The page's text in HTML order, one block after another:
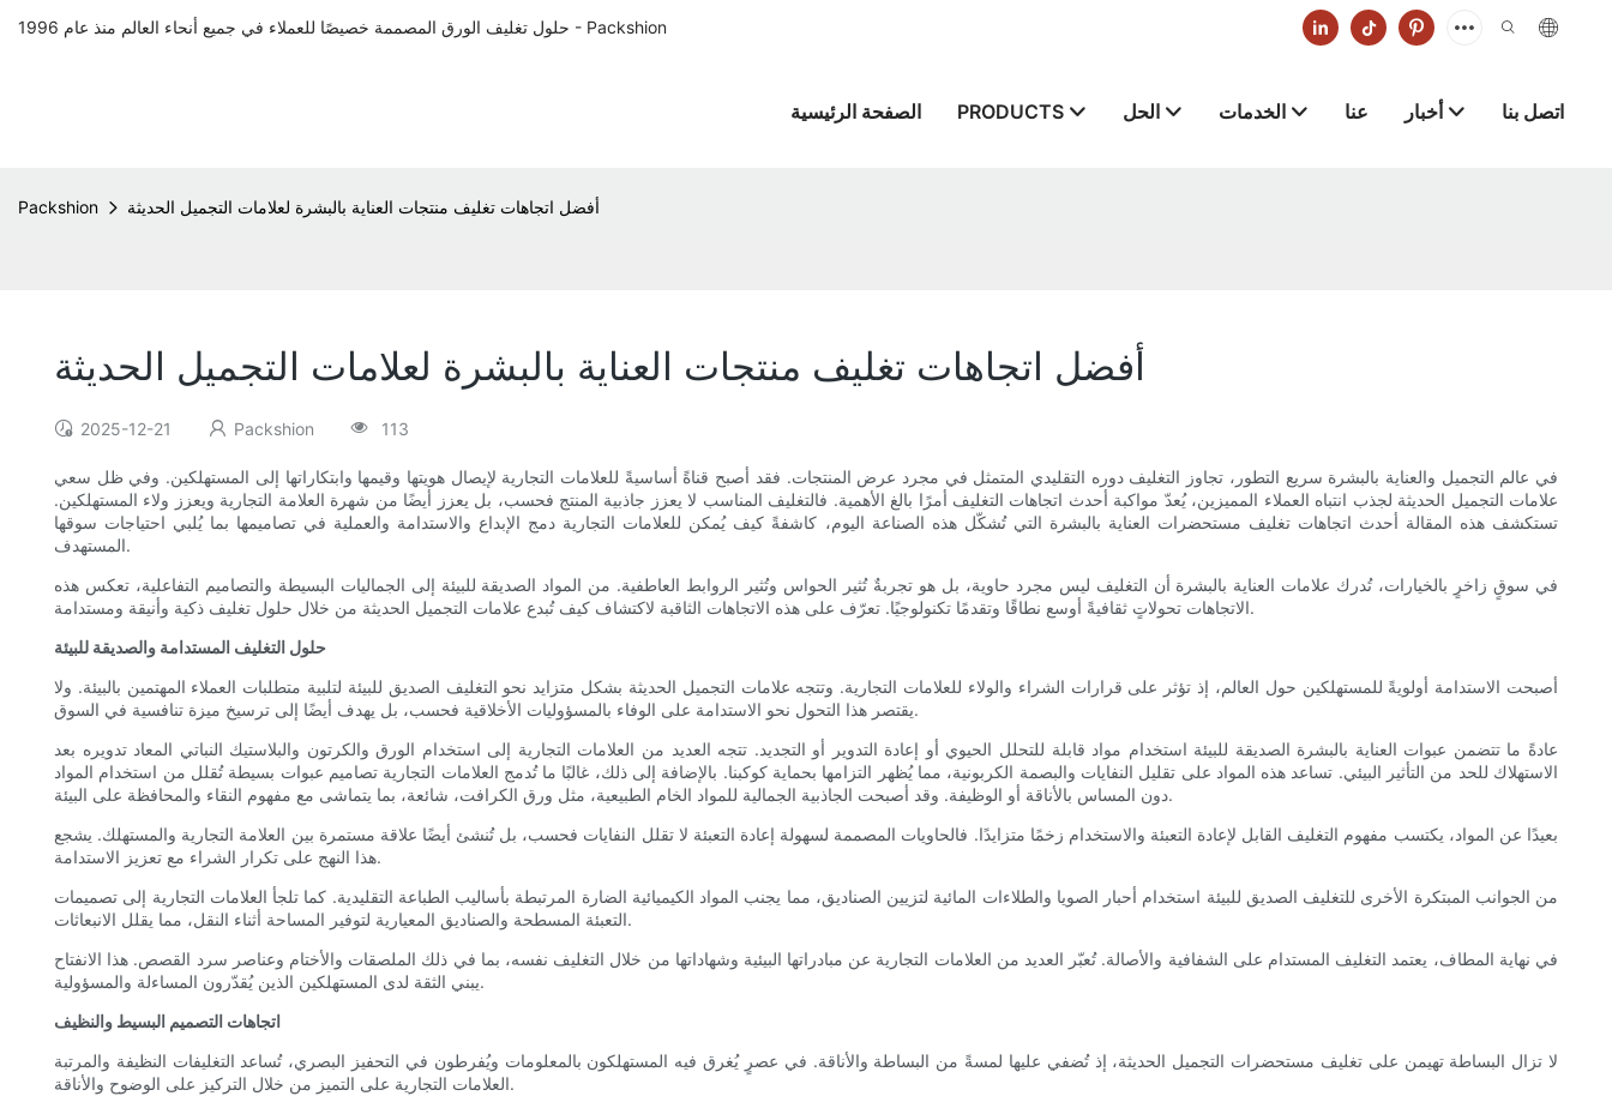
حلول تغليف الورق المصممة خصيصًا للعملاء في جميع أنحاء العالم منذ عام 1996 - Packshion
الصفحة الرئيسية PRODUCTS الحل الخدمات عنا أخبار اتصل بنا
Packshion أفضل اتجاهات تغليف منتجات العناية بالبشرة لعلامات التجميل الحديثة
أفضل اتجاهات تغليف منتجات العناية بالبشرة لعلامات التجميل الحديثة
2025-12-21 Packshion 113
في عالم التجميل والعناية بالبشرة سريع التطور، تجاوز التغليف دوره التقليدي المتمثل في مجرد عرض المنتجات. فقد أصبح قناةً أساسيةً للعلامات التجارية لإيصال هويتها وقيمها وابتكاراتها إلى المستهلكين. وفي ظل سعي
علامات التجميل الحديثة لجذب انتباه العملاء المميزين، يُعدّ مواكبة أحدث اتجاهات التغليف أمرًا بالغ الأهمية. فالتغليف المناسب لا يعزز جاذبية المنتج فحسب، بل يعزز أيضًا من شهرة العلامة التجارية ويعزز ولاء المستهلكين.
تستكشف هذه المقالة أحدث اتجاهات تغليف مستحضرات العناية بالبشرة التي تُشكّل هذه الصناعة اليوم، كاشفةً كيف يُمكن للعلامات التجارية دمج الإبداع والاستدامة والعملية في تصاميمها بما يُلبي احتياجات سوقها
المستهدف.
في سوقٍ زاخرٍ بالخيارات، تُدرك علامات العناية بالبشرة أن التغليف ليس مجرد حاوية، بل هو تجربةٌ تُثير الحواس وتُثير الروابط العاطفية. من المواد الصديقة للبيئة إلى الجماليات البسيطة والتصاميم التفاعلية، تعكس هذه
الاتجاهات تحولاتٍ ثقافيةً أوسع نطاقًا وتقدمًا تكنولوجيًا. تعرّف على هذه الاتجاهات الثاقبة لاكتشاف كيف تُبدع علامات التجميل الحديثة من خلال حلول تغليف ذكية وأنيقة ومستدامة.
حلول التغليف المستدامة والصديقة للبيئة
أصبحت الاستدامة أولويةً للمستهلكين حول العالم، إذ تؤثر على قرارات الشراء والولاء للعلامات التجارية. وتتجه علامات التجميل الحديثة بشكل متزايد نحو التغليف الصديق للبيئة لتلبية متطلبات العملاء المهتمين بالبيئة. ولا
يقتصر هذا التحول نحو الاستدامة على الوفاء بالمسؤوليات الأخلاقية فحسب، بل يهدف أيضًا إلى ترسيخ ميزة تنافسية في السوق.
عادةً ما تتضمن عبوات العناية بالبشرة الصديقة للبيئة استخدام مواد قابلة للتحلل الحيوي أو إعادة التدوير أو التجديد. تتجه العديد من العلامات التجارية إلى استخدام الورق والكرتون والبلاستيك النباتي المعاد تدويره بعد
الاستهلاك للحد من التأثير البيئي. تساعد هذه المواد على تقليل النفايات والبصمة الكربونية، مما يُظهر التزامها بحماية كوكبنا. بالإضافة إلى ذلك، غالبًا ما تُدمج العلامات التجارية تصاميم عبوات بسيطة تُقلل من استخدام المواد
دون المساس بالأناقة أو الوظيفة. وقد أصبحت الجاذبية الجمالية للمواد الخام الطبيعية، مثل ورق الكرافت، شائعة، بما يتماشى مع مفهوم النقاء والمحافظة على البيئة.
بعيدًا عن المواد، يكتسب مفهوم التغليف القابل لإعادة التعبئة والاستخدام زخمًا متزايدًا. فالحاويات المصممة لسهولة إعادة التعبئة لا تقلل النفايات فحسب، بل تُنشئ أيضًا علاقة مستمرة بين العلامة التجارية والمستهلك. يشجع
هذا النهج على تكرار الشراء مع تعزيز الاستدامة.
من الجوانب المبتكرة الأخرى للتغليف الصديق للبيئة استخدام أحبار الصويا والطلاءات المائية لتزيين الصناديق، مما يجنب المواد الكيميائية الضارة المرتبطة بأساليب الطباعة التقليدية. كما تلجأ العلامات التجارية إلى تصميمات
التعبئة المسطحة والصناديق المعيارية لتوفير المساحة أثناء النقل، مما يقلل الانبعاثات.
في نهاية المطاف، يعتمد التغليف المستدام على الشفافية والأصالة. تُعبّر العديد من العلامات التجارية عن مبادراتها البيئية وشهاداتها من خلال التغليف نفسه، بما في ذلك الملصقات والأختام وعناصر سرد القصص. هذا الانفتاح
يبني الثقة لدى المستهلكين الذين يُقدّرون المساءلة والمسؤولية.
اتجاهات التصميم البسيط والنظيف
لا تزال البساطة تهيمن على تغليف مستحضرات التجميل الحديثة، إذ تُضفي عليها لمسةً من البساطة والأناقة. في عصرٍ يُغرق فيه المستهلكون بالمعلومات ويُفرطون في التحفيز البصري، تُساعد التغليفات النظيفة والمرتبة
العلامات التجارية على التميز من خلال التركيز على الوضوح والأناقة.